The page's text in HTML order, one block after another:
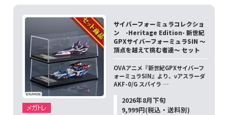
サイバーフォーミュラコレクショ
ン -Heritage Edition- 新世紀
GPXサイバーフォーミュラSIN ～
頂点を越えて挑む者達～ セット
OVAアニメ『新世紀GPXサイバーフ
ォーミュラSIN』より、νアスラーダ
AKF-0/G スパイラ …
2026年8月下旬
9,999円(税込・送料別)